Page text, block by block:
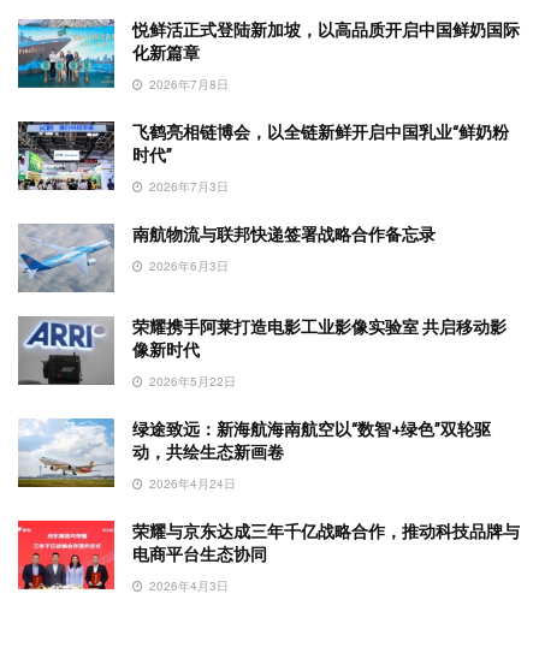
悦鲜活正式登陆新加坡，以高品质开启中国鲜奶国际
化新篇章
2026年7月8日
飞鹤亮相链博会，以全链新鲜开启中国乳业“鲜奶粉
时代”
2026年7月3日
南航物流与联邦快递签署战略合作备忘录
2026年6月3日
荣耀携手阿莱打造电影工业影像实验室 共启移动影
像新时代
2026年5月22日
绿途致远：新海航海南航空以“数智+绿色”双轮驱
动，共绘生态新画卷
2026年4月24日
荣耀与京东达成三年千亿战略合作，推动科技品牌与
电商平台生态协同
2026年4月3日